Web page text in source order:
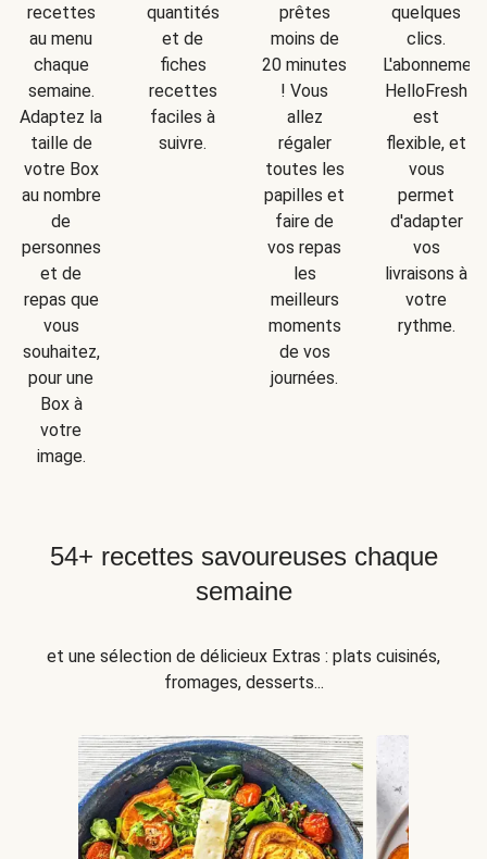
recettes
au menu
chaque
semaine.
Adaptez la
taille de
votre Box
au nombre
de
personnes
et de
repas que
vous
souhaitez,
pour une
Box à
votre
image.
quantités
et de
fiches
recettes
faciles à
suivre.
prêtes
moins de
20 minutes
! Vous
allez
régaler
toutes les
papilles et
faire de
vos repas
les
meilleurs
moments
de vos
journées.
quelques
clics.
L'abonnement
HelloFresh
est
flexible, et
vous
permet
d'adapter
vos
livraisons à
votre
rythme.
54+ recettes savoureuses chaque
semaine
et une sélection de délicieux Extras : plats cuisinés,
fromages, desserts...